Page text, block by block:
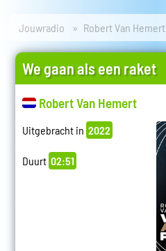
Jouwradio Robert Van Hemert
We gaan als een raket
Robert Van Hemert
Uitgebracht in 2022
Duurt 02:51